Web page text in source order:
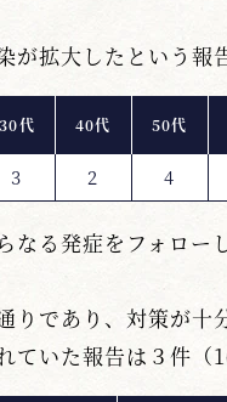
拡大したという報
30代 40代 50代
3 2 4
なる発症をフォロー
りであり、対策が十
ていた報告は３件（